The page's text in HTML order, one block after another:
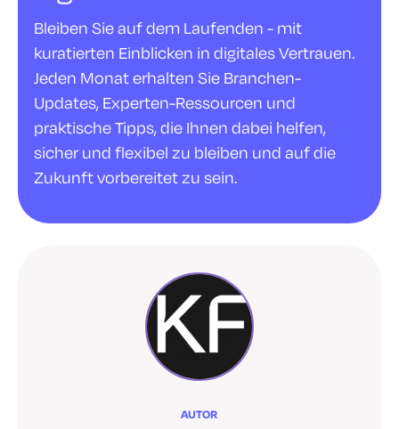
Bleiben Sie auf dem Laufenden - mit
kuratierten Einblicken in digitales Vertrauen.
Jeden Monat erhalten Sie Branchen-
Updates, Experten-Ressourcen und
praktische Tipps, die Ihnen dabei helfen,
sicher und flexibel zu bleiben und auf die
Zukunft vorbereitet zu sein.
AUTOR